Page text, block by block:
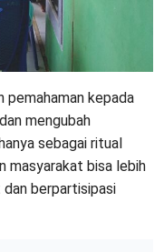
pemahaman kepada
mengubah
sebagai ritual
masyarakat bisa lebih
berpartisipasi